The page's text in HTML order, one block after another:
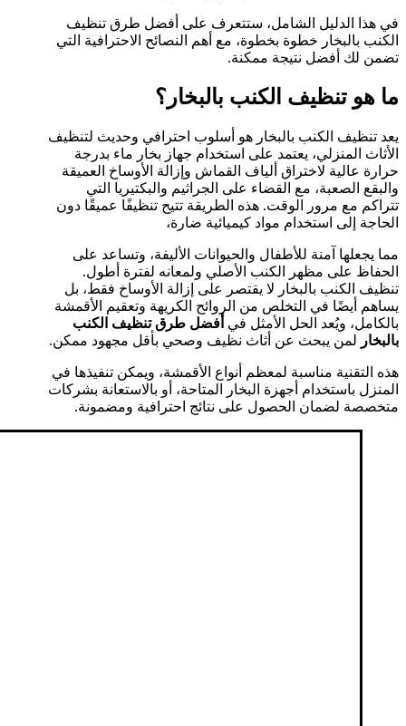
في هذا الدليل الشامل، ستتعرف على أفضل طرق تنظيف
الكنب بالبخار خطوة بخطوة، مع أهم النصائح الاحترافية التي
تضمن لك أفضل نتيجة ممكنة.
ما هو تنظيف الكنب بالبخار؟
يعد تنظيف الكنب بالبخار هو أسلوب احترافي وحديث لتنظيف
الأثاث المنزلي، يعتمد على استخدام جهاز بخار ماء بدرجة
حرارة عالية لاختراق ألياف القماش وإزالة الأوساخ العميقة
والبقع الصعبة، مع القضاء على الجراثيم والبكتيريا التي
تتراكم مع مرور الوقت. هذه الطريقة تتيح تنظيفًا عميقًا دون
الحاجة إلى استخدام مواد كيميائية ضارة،
مما يجعلها آمنة للأطفال والحيوانات الأليفة، وتساعد على
الحفاظ على مظهر الكنب الأصلي ولمعانه لفترة أطول.
تنظيف الكنب بالبخار لا يقتصر على إزالة الأوساخ فقط، بل
يساهم أيضًا في التخلص من الروائح الكريهة وتعقيم الأقمشة
بالكامل، ويُعد الحل الأمثل في أفضل طرق تنظيف الكنب
بالبخار لمن يبحث عن أثاث نظيف وصحي بأقل مجهود ممكن.
هذه التقنية مناسبة لمعظم أنواع الأقمشة، ويمكن تنفيذها في
المنزل باستخدام أجهزة البخار المتاحة، أو بالاستعانة بشركات
متخصصة لضمان الحصول على نتائج احترافية ومضمونة.